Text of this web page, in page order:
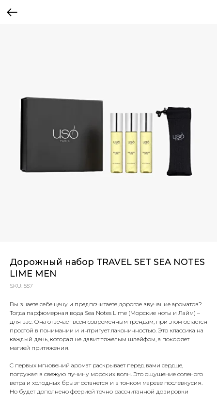
Дорожный набор TRAVEL SET SEA NOTES
LIME MEN
SKU: 557
Вы знаете себе цену и предпочитаете дорогое звучание ароматов?
Тогда парфюмерная вода Sea Notes Lime (Морские ноты и Лайм) –
для вас. Она отвечает всем современным трендам, при этом остается
простой в понимании и интригует лаконичностью. Это классика на
каждый день, которая не давит тяжелым шлейфом, а покоряет
магией притяжения.
C первых мгновений аромат раскрывает перед вами сердце,
погружая в свежую пучину морских волн. Это ощущение соленого
ветра и холодных брызг останется и в тонком мареве послевкусия.
Но будет дополнено феерией точно рассчитанной дозировки